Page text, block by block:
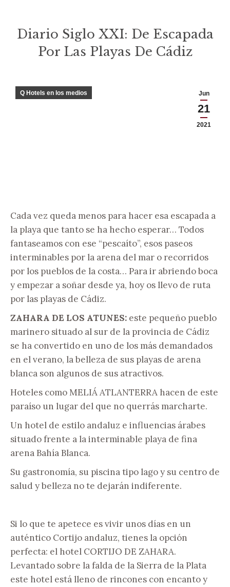
Diario Siglo XXI: De Escapada
Por Las Playas De Cádiz
Jun
21
2021
Q Hotels en los medios
Cada vez queda menos para hacer esa escapada a
la playa que tanto se ha hecho esperar… Todos
fantaseamos con ese “pescaíto”, esos paseos
interminables por la arena del mar o recorridos
por los pueblos de la costa… Para ir abriendo boca
y empezar a soñar desde ya, hoy os llevo de ruta
por las playas de Cádiz.
ZAHARA DE LOS ATUNES: este pequeño pueblo
marinero situado al sur de la provincia de Cádiz
se ha convertido en uno de los más demandados
en el verano, la belleza de sus playas de arena
blanca son algunos de sus atractivos.
Hoteles como MELIÁ ATLANTERRA hacen de este
paraíso un lugar del que no querrás marcharte.
Un hotel de estilo andaluz e influencias árabes
situado frente a la interminable playa de fina
arena Bahía Blanca.
Su gastronomía, su piscina tipo lago y su centro de
salud y belleza no te dejarán indiferente.
Si lo que te apetece es vivir unos días en un
auténtico Cortijo andaluz, tienes la opción
perfecta: el hotel CORTIJO DE ZAHARA.
Levantado sobre la falda de la Sierra de la Plata
este hotel está lleno de rincones con encanto y